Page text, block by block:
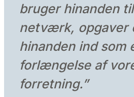
bruger hinanden
netværk, opgaver
hinanden ind som
forlængelse af
forretning.”